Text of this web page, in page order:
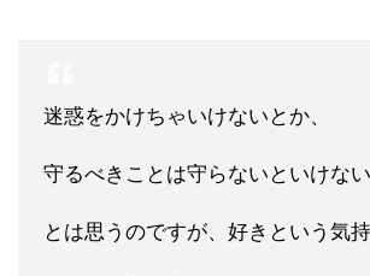
迷惑をかけちゃいけないとか、
守るべきことは守らないといけない
とは思うのですが、好きという気